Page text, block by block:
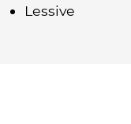
Lessive